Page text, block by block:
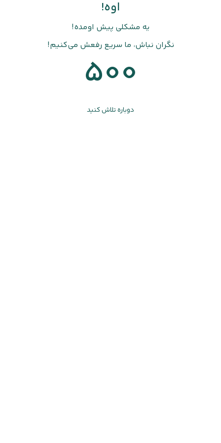
اوه!
یه مشکلی پیش اومده!
نگران نباش، ما سریع رفعش می‌کنیم!
500
دوباره تلاش کنید